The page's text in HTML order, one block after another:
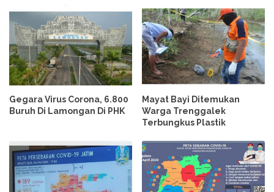
Gegara Virus Corona, 6.800
Buruh Di Lamongan Di PHK
Mayat Bayi Ditemukan
Warga Trenggalek
Terbungkus Plastik